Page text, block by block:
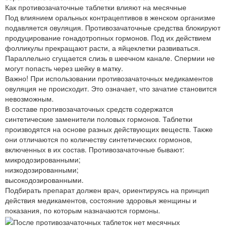
Как противозачаточные таблетки влияют на месячные
Под влиянием оральных контрацептивов в женском организме
подавляется овуляция. Противозачаточные средства блокируют
продуцирование гонадотропных гормонов. Под их действием
фолликулы прекращают расти, а яйцеклетки развиваться.
Параллельно сгущается слизь в шеечном канале. Спермии не
могут попасть через шейку в матку.
Важно! При использовании противозачаточных медикаментов
овуляция не происходит. Это означает, что зачатие становится
невозможным.
В составе противозачаточных средств содержатся
синтетические заменители половых гормонов. Таблетки
производятся на основе разных действующих веществ. Также
они отличаются по количеству синтетических гормонов,
включенных в их состав. Противозачаточные бывают:
микродозированными;
низкодозированными;
высокодозированными.
Подбирать препарат должен врач, ориентируясь на принцип
действия медикаментов, состояние здоровья женщины и
показания, по которым назначаются гормоны.